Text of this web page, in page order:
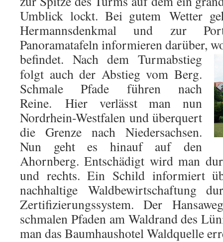
Umblick lockt. Bei gutem Wetter
Hermannsdenkmal und zur
Panoramatafeln informieren darüber,
befindet. Nach dem Turmabstieg
folgt auch der Abstieg vom Berg.
Schmale Pfade führen nach
Reine. Hier verlässt man nun
Nordrhein-Westfalen und überquert
die Grenze nach Niedersachsen.
Nun geht es hinauf auf den
Ahornberg. Entschädigt wird man
und rechts. Ein Schild informiert
nachhaltige Waldbewirtschaftung
Zertifizierungssystem. Der
schmalen Pfaden am Waldrand des
man das Baumhaushotel Waldquelle